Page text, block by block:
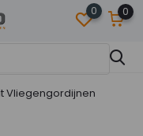
0 0
Vliegengordijnen